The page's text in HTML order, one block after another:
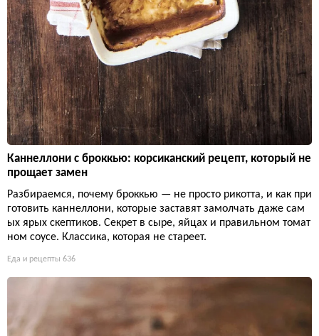
Каннеллони с броккью: корсиканский рецепт, который не
прощает замен
Разбираемся, почему броккью — не просто рикотта, и как при
готовить каннеллони, которые заставят замолчать даже сам
ых ярых скептиков. Секрет в сыре, яйцах и правильном томат
ном соусе. Классика, которая не стареет.
Еда и рецепты 636